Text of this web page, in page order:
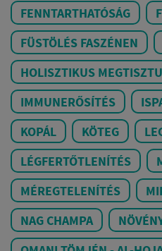
FENNTARTHATÓSÁG
FÜSTÖLÉS FASZÉNEN
HOLISZTIKUS
IMMUNERŐSÍTÉS
KOPÁL
KÖTEG
LÉGFERTŐTLENÍTÉS
MÉREGTELENÍTÉS
NAG CHAMPA